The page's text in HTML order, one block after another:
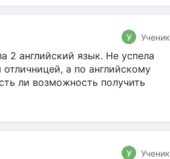
У Ученик
2 английский язык. Не успела
отличницей, а по английскому
ли возможность получить
У Ученик